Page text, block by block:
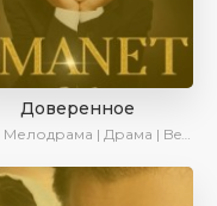
Доверенное
Мелодрама | Драма | BeniAffet